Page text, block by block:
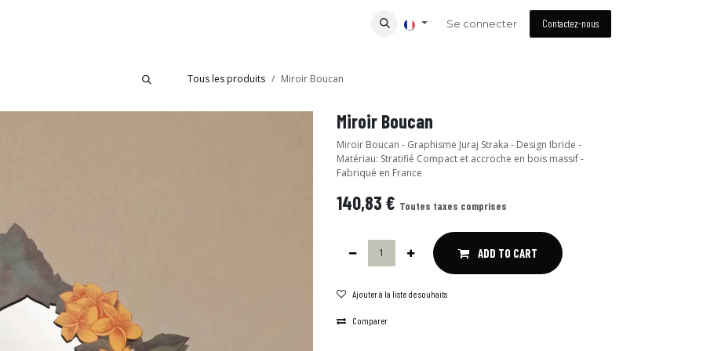
Se connecter Contactez-nous
Tous les produits Miroir Boucan
Miroir Boucan
Miroir Boucan - Graphisme Juraj Straka - Design Ibride -
Matériau: Stratifié Compact et accroche en bois massif -
Fabriqué en France
140,83 € Toutes taxes comprises
ADD TO CART
Ajouter à la liste de souhaits
Comparer